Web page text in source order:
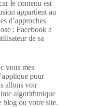
le contenu est
appartient au
d’approches
: Facebook a
de sa
vous mes
pour
allons voir
algorithmique
blog ou votre site.